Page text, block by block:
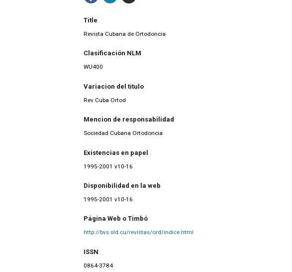
Title
Revista Cubana de Ortodoncia
Clasificación NLM
WU400
Variacion del titulo
Rev Cuba Ortod
Mencion de responsabilidad
Sociedad Cubana Ortodoncia
Existencias en papel
1995-2001 v10-16
Disponibilidad en la web
1995-2001 v10-16
Página Web o Timbó
http://bvs.sld.cu/revistas/ord/indice.html
ISSN
0864-3784